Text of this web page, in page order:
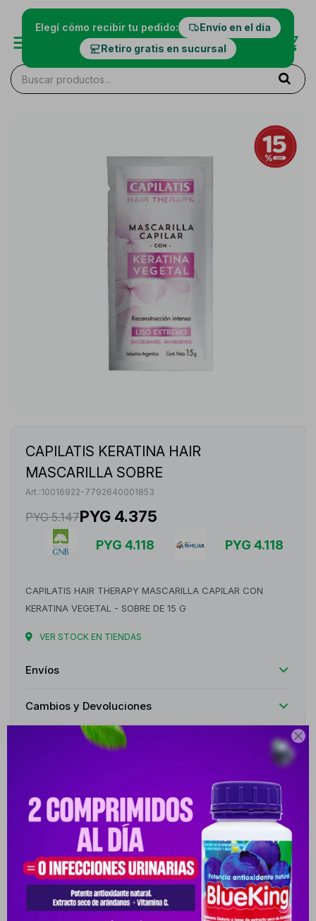

Elegí cómo recibir tu pedido:
Envío en el día
Retiro gratis en sucursal
CAPILATIS KERATINA HAIR
MASCARILLA SOBRE
10016922-7792640001853
PYG 5.147PYG 4.375
PYG 4.118 PYG 4.118
CAPILATIS HAIR THERAPY MASCARILLA CAPILAR CON
KERATINA VEGETAL - SOBRE DE 15 G
VER STOCK EN TIENDAS
Envíos
Cambios y Devoluciones
Medios de pago
Descripción
ACERCA DE LA MASCARILLA CON KERATINA VEGETAL, ES IDEAL
PARA CABELLOS MUY DA?ADOS, TRATADOS CON COLOR O
ALISADOS. LA EXCLUSIVA LÍ